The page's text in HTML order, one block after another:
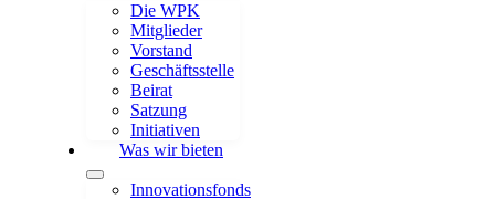
Die WPK
Mitglieder
Vorstand
Geschäftsstelle
Beirat
Satzung
Initiativen
Was wir bieten
Innovationsfonds